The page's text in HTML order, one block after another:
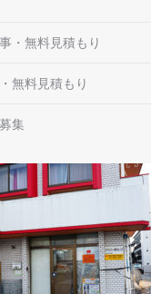
・無料見積もり
無料見積もり
集